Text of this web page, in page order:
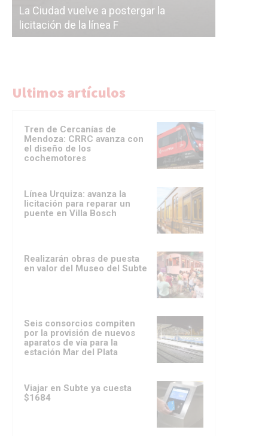
La Ciudad vuelve a postergar la
licitación de la línea F
Ultimos artículos
Tren de Cercanías de
Mendoza: CRRC avanza con
el diseño de los
cochemotores
Línea Urquiza: avanza la
licitación para reparar un
puente en Villa Bosch
Realizarán obras de puesta
en valor del Museo del Subte
Seis consorcios compiten
por la provisión de nuevos
aparatos de vía para la
estación Mar del Plata
Viajar en Subte ya cuesta
$1684